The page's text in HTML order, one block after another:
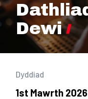
Dewi
Dyddiad
1st Mawrth